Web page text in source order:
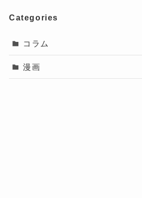
Categories
コラム
漫画